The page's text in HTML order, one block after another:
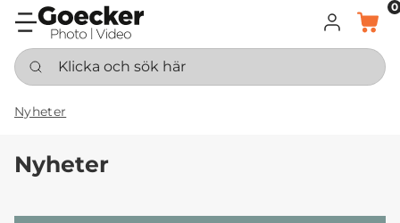
LOGGA IN
KORG
0
Klicka och sök här
Nyheter
Nyheter